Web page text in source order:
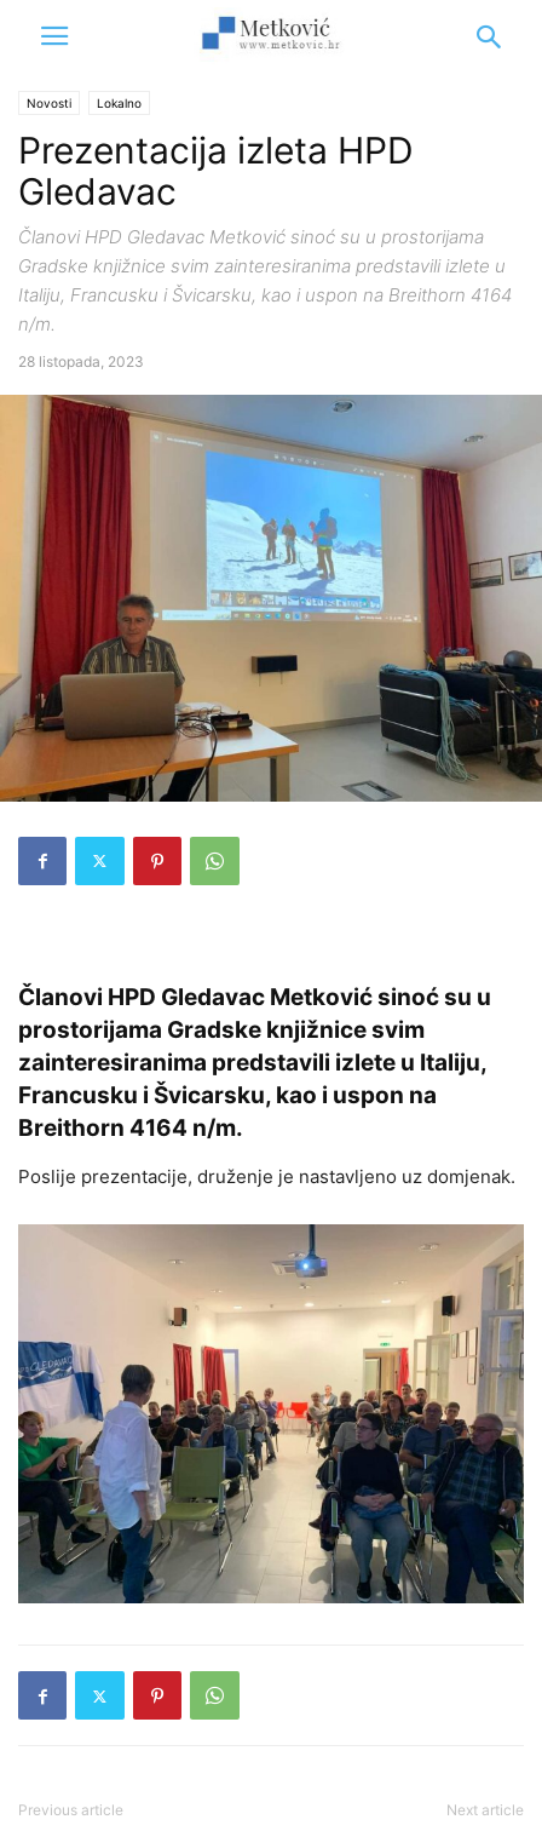
Novosti Lokalno
Prezentacija izleta HPD
Gledavac
Članovi HPD Gledavac Metković sinoć su u prostorijama
Gradske knjižnice svim zainteresiranima predstavili izlete u
Italiju, Francusku i Švicarsku, kao i uspon na Breithorn 4164
n/m.
28 listopada, 2023
Članovi HPD Gledavac Metković sinoć su u
prostorijama Gradske knjižnice svim
zainteresiranima predstavili izlete u Italiju,
Francusku i Švicarsku, kao i uspon na
Breithorn 4164 n/m.
Poslije prezentacije, druženje je nastavljeno uz domjenak.
Previous article Next article